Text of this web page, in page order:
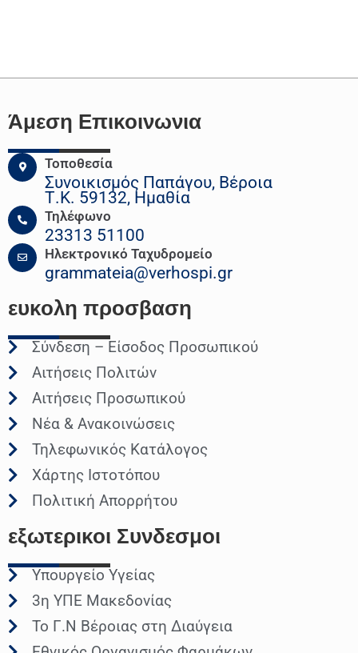
Άμεση Επικοινωνια
Τοποθεσία
Συνοικισμός Παπάγου, Βέροια
Τ.Κ. 59132, Ημαθία
Τηλέφωνο
23313 51100
Ηλεκτρονικό Ταχυδρομείο
grammateia@verhospi.gr
ευκολη προσβαση
Σύνδεση – Είσοδος Προσωπικού
Αιτήσεις Πολιτών
Αιτήσεις Προσωπικού
Νέα & Ανακοινώσεις
Τηλεφωνικός Κατάλογος
Χάρτης Ιστοτόπου
Πολιτική Απορρήτου
εξωτερικοι Συνδεσμοι
Υπουργείο Υγείας
3η ΥΠΕ Μακεδονίας
Το Γ.Ν Βέροιας στη Διαύγεια